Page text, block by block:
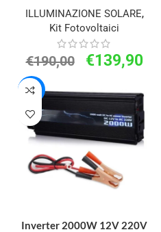
ILLUMINAZIONE SOLARE,
Kit Fotovoltaici
€190,00 €139,90
-25%
Inverter 2000W 12V 220V